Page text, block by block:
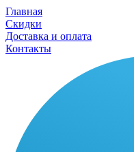
Главная
Скидки
Доставка и оплата
Контакты